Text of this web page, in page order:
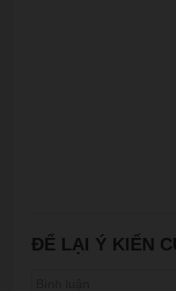
ĐỂ LẠI Ý KIẾN